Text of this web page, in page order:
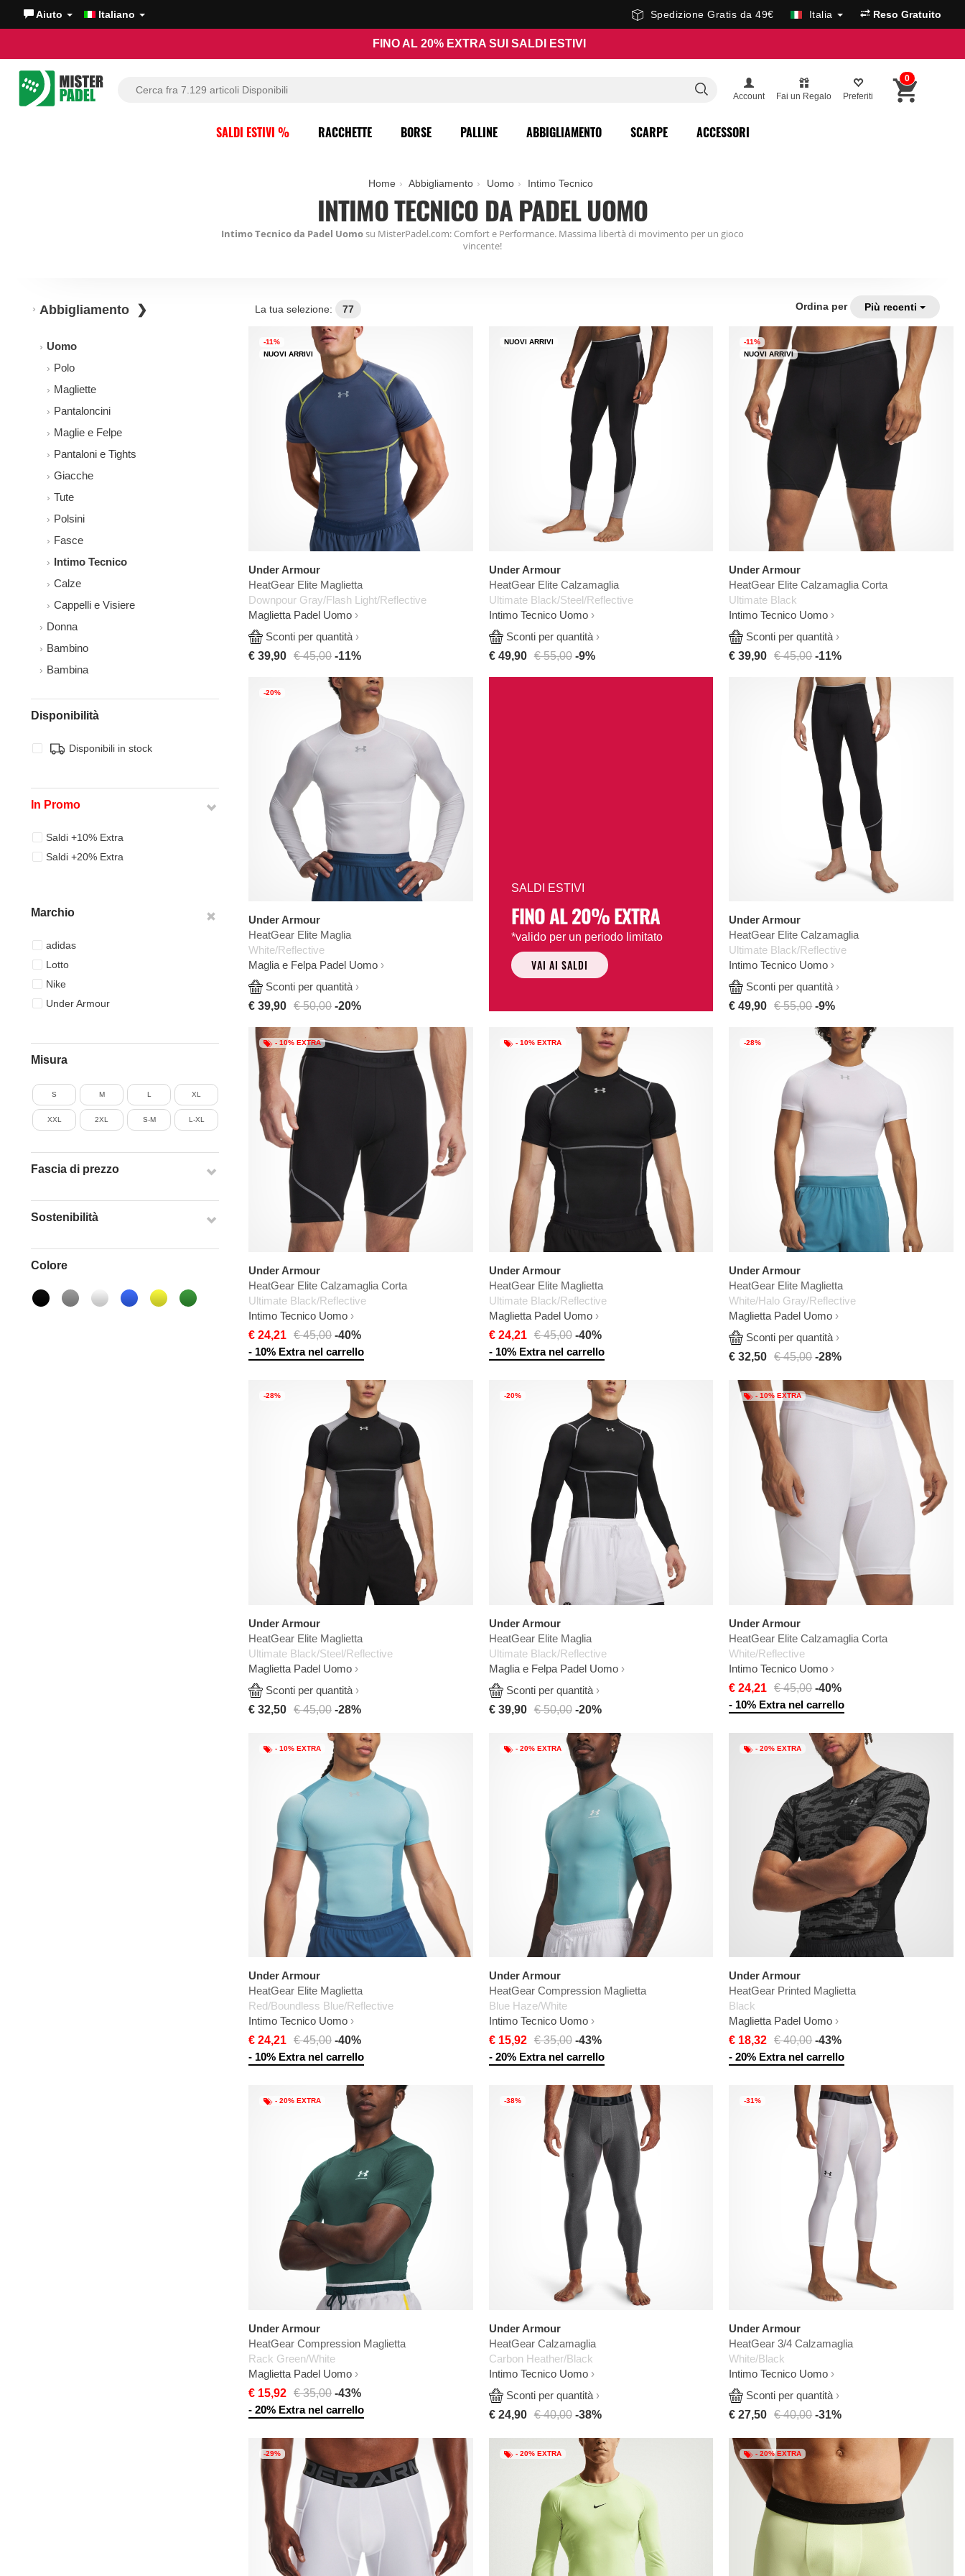
Aiuto Italiano Spedizione Gratis da 49€ Italia Reso Gratuito
FINO AL 20% EXTRA SUI SALDI ESTIVI
Account Fai un Regalo Preferiti
0
SALDI ESTIVI % RACCHETTE BORSE PALLINE ABBIGLIAMENTO SCARPE ACCESSORI
Home Abbigliamento Uomo Intimo Tecnico
INTIMO TECNICO DA PADEL UOMO
Intimo Tecnico da Padel Uomosu MisterPadel.com: Comfort e Performance. Massima libertà di movimento per un gioco
vincente!
Abbigliamento
Uomo
Polo
Magliette
Pantaloncini
Maglie e Felpe
Pantaloni e Tights
Giacche
Tute
Polsini
Fasce
Intimo Tecnico
Calze
Cappelli e Visiere
Donna
Bambino
Bambina
Disponibilità
Disponibili in stock
In Promo
Saldi +10% Extra
Saldi +20% Extra
Marchio
adidas
Lotto
Nike
Under Armour
Misura
S M L XL
XXL 2XL S-M L-XL
Fascia di prezzo
Sostenibilità
Colore
Ordina per Più recenti
La tua selezione: 77
-11%
NUOVI ARRIVI
Under Armour
HeatGear Elite Maglietta
Downpour Gray/Flash Light/Reflective
Maglietta Padel Uomo
Sconti per quantità
€ 39,90 € 45,00 -11%
NUOVI ARRIVI
Under Armour
HeatGear Elite Calzamaglia
Ultimate Black/Steel/Reflective
Intimo Tecnico Uomo
Sconti per quantità
€ 49,90 € 55,00-9%
-11%
NUOVI ARRIVI
Under Armour
HeatGear Elite Calzamaglia Corta
Ultimate Black
Intimo Tecnico Uomo
Sconti per quantità
€ 39,90
€ 45,00-11%
-20%
Under Armour
HeatGear Elite Maglia
White/Reflective
Maglia e Felpa Padel Uomo
Sconti per quantità
€ 39,90 € 50,00 -20%
SALDI ESTIVI
FINO AL 20% EXTRA
*valido per un periodo limitato
VAI AI SALDI
Under Armour
HeatGear Elite Calzamaglia
Ultimate Black/Reflective
Intimo Tecnico Uomo
Sconti per quantità
€ 49,90
€ 55,00-9%
- 10% EXTRA
Under Armour
HeatGear Elite Calzamaglia Corta
Ultimate Black/Reflective
Intimo Tecnico Uomo
€ 24,21 € 45,00 -40%
- 10% Extra nel carrello
- 10% EXTRA
Under Armour
HeatGear Elite Maglietta
Ultimate Black/Reflective
Maglietta Padel Uomo
€ 24,21 € 45,00-40%
- 10% Extra nel carrello
-28%
Under Armour
HeatGear Elite Maglietta
White/Halo Gray/Reflective
Maglietta Padel Uomo
Sconti per quantità
€ 32,50
€ 45,00-28%
-28%
Under Armour
HeatGear Elite Maglietta
Ultimate Black/Steel/Reflective
Maglietta Padel Uomo
Sconti per quantità
€ 32,50 € 45,00 -28%
-20%
Under Armour
HeatGear Elite Maglia
Ultimate Black/Reflective
Maglia e Felpa Padel Uomo
Sconti per quantità
€ 39,90 € 50,00-20%
- 10% EXTRA
Under Armour
HeatGear Elite Calzamaglia Corta
White/Reflective
Intimo Tecnico Uomo
€ 24,21
€ 45,00-40%
- 10% Extra nel carrello
- 10% EXTRA
Under Armour
HeatGear Elite Maglietta
Red/Boundless Blue/Reflective
Intimo Tecnico Uomo
€ 24,21 € 45,00 -40%
- 10% Extra nel carrello
- 20% EXTRA
Under Armour
HeatGear Compression Maglietta
Blue Haze/White
Intimo Tecnico Uomo
€ 15,92 € 35,00-43%
- 20% Extra nel carrello
- 20% EXTRA
Under Armour
HeatGear Printed Maglietta
Black
Maglietta Padel Uomo
€ 18,32
€ 40,00-43%
- 20% Extra nel carrello
- 20% EXTRA
Under Armour
HeatGear Compression Maglietta
Rack Green/White
Maglietta Padel Uomo
€ 15,92 € 35,00 -43%
- 20% Extra nel carrello
-38%
Under Armour
HeatGear Calzamaglia
Carbon Heather/Black
Intimo Tecnico Uomo
Sconti per quantità
€ 24,90 € 40,00-38%
-31%
Under Armour
HeatGear 3/4 Calzamaglia
White/Black
Intimo Tecnico Uomo
Sconti per quantità
€ 27,50
€ 40,00-31%
-29% - 20% EXTRA - 20% EXTRA